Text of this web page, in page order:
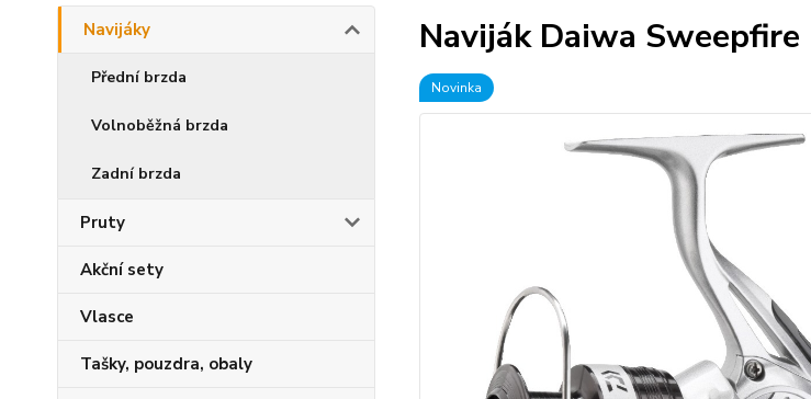
Navijáky
Přední brzda
Volnoběžná brzda
Zadní brzda
Pruty
Akční sety
Vlasce
Tašky, pouzdra, obaly
Naviják Daiwa Sweepfire
Novinka